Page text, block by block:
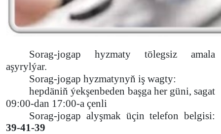
Sorag-jogap hyzmaty tölegsiz amala
aşyrylýar.
Sorag-jogap hyzmatynyň iş wagty:
hepdäniň ýekşenbeden başga her güni, sagat
09:00-dan 17:00-a çenli
Sorag-jogap alyşmak üçin telefon belgisi:
39-41-39